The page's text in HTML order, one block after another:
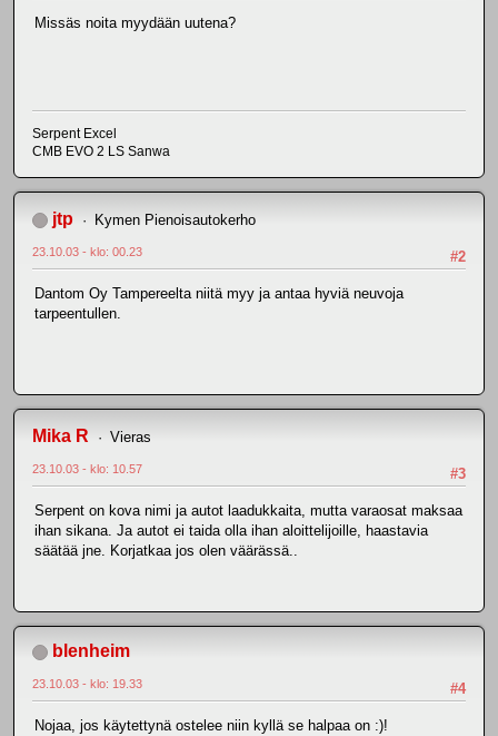
Missäs noita myydään uutena?
Serpent Excel
CMB EVO 2 LS Sanwa
jtp Kymen Pienoisautokerho
#2
23.10.03 - klo: 00.23
Dantom Oy Tampereelta niitä myy ja antaa hyviä neuvoja
tarpeentullen.
Mika R Vieras
#3
23.10.03 - klo: 10.57
Serpent on kova nimi ja autot laadukkaita, mutta varaosat maksaa
ihan sikana. Ja autot ei taida olla ihan aloittelijoille, haastavia
säätää jne. Korjatkaa jos olen väärässä..
blenheim
#4
23.10.03 - klo: 19.33
Nojaa, jos käytettynä ostelee niin kyllä se halpaa on :)!